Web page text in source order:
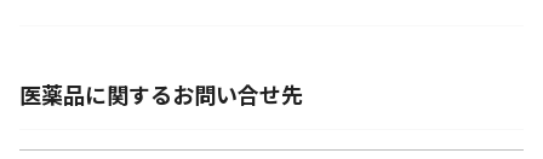
医薬品に関するお問い合せ先